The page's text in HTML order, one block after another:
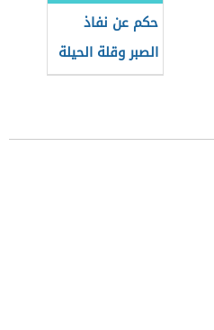
حكم عن نفاذ
الصبر وقلة الحيلة